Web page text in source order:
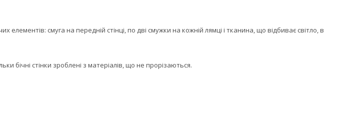
елементів: смуга на передній стінці, по дві смужки на кожній лямці і тканина, що відбиває світло, в
бічні стінки зроблені з матеріалів, що не прорізаються.